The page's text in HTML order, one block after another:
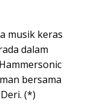
musik keras
dalam
bersama
(*)